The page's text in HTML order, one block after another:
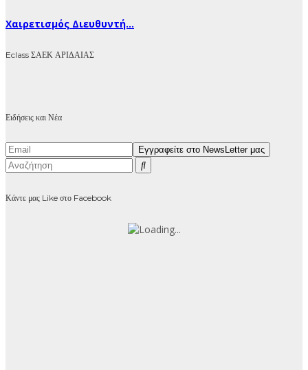
Χαιρετισμός Διευθυντή...
Eclass ΣΑΕΚ ΑΡΙΔΑΙΑΣ
Ειδήσεις και Νέα
Κάντε μας Like στο Facebook